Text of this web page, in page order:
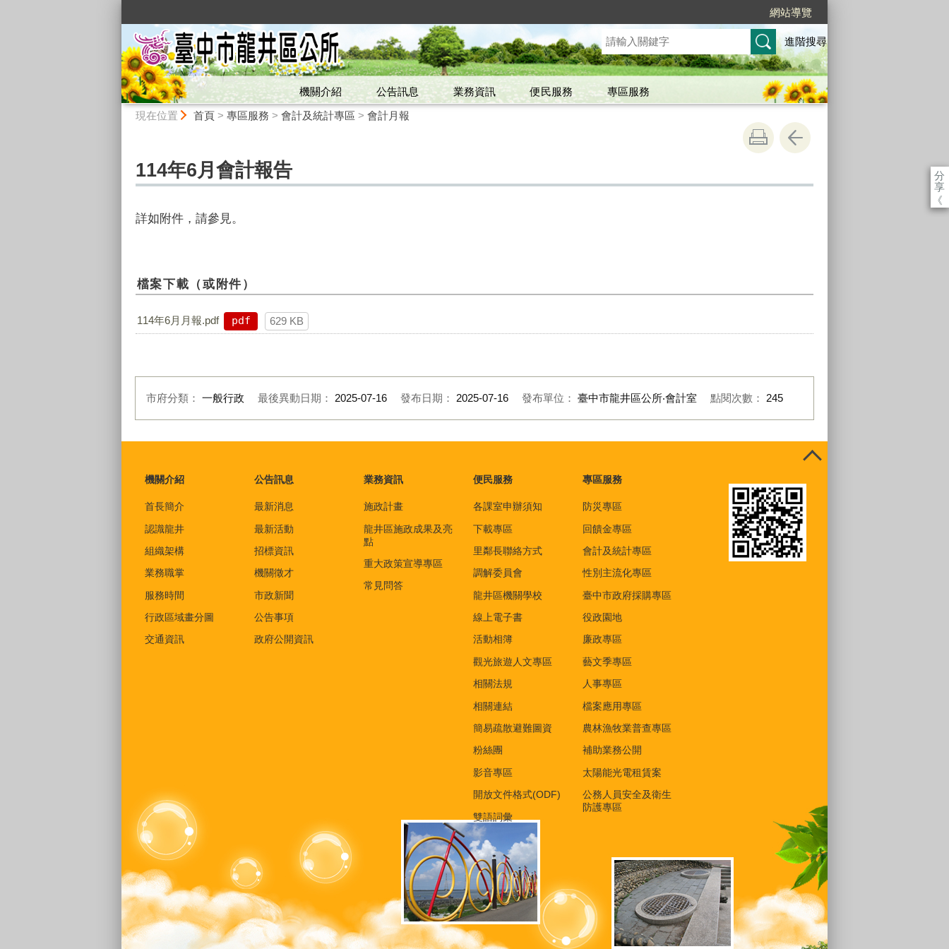
網站導覽
進階搜尋
機關介紹 公告訊息 業務資訊 便民服務
專區服務
現在位置 首頁> 專區服務 > 會計及統計專區 > 會計月報
分
享
《
114年6月會計報告
詳如附件，請參見。
檔案下載（或附件）
114年6月月報.pdf pdf 629 KB
市府分類： 一般行政 最後異動日期： 2025-07-16 發布日期： 2025-07-16 發布單位： 臺中市龍井區公所‧會計室 點閱次數： 245
機關介紹
首長簡介
認識龍井
組織架構
業務職掌
服務時間
行政區域畫分圖
交通資訊
公告訊息
最新消息
最新活動
招標資訊
機關徵才
市政新聞
公告事項
政府公開資訊
業務資訊
施政計畫
龍井區施政成果及亮
點
重大政策宣導專區
常見問答
便民服務
各課室申辦須知
下載專區
里鄰長聯絡方式
調解委員會
龍井區機關學校
線上電子書
活動相簿
觀光旅遊人文專區
相關法規
相關連結
簡易疏散避難圖資
粉絲團
影音專區
開放文件格式(ODF)
雙語詞彙
專區服務
防災專區
回饋金專區
會計及統計專區
性別主流化專區
臺中市政府採購專區
役政園地
廉政專區
藝文季專區
人事專區
檔案應用專區
農林漁牧業普查專區
補助業務公開
太陽能光電租賃案
公務人員安全及衛生
防護專區